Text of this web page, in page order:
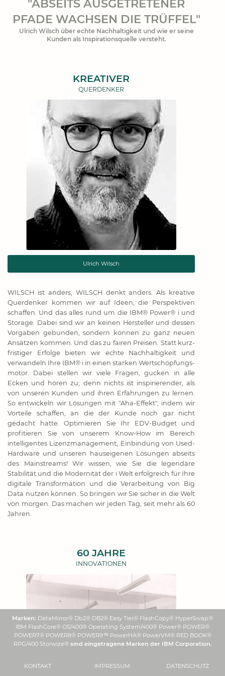
Marken: DataMirror® Db2® DB2® Easy Tier® FlashCopy® HyperSwap®
IBM FlashCore® OS/400® Operating System/400® Power® POWER®
POWER7® POWER8® POWER9™ PowerHA® PowerVM® RED BOOK®
RPG/400 Storwize® sind eingetragene Marken der IBM Corporation.
KONTAKT IMPRESSUM DATENSCHUTZ
"ABSEITS AUSGETRETENER
PFADE WACHSEN DIE TRÜFFEL"
Ulrich Wilsch über echte Nachhaltigkeit und wie er seine
Kunden als Inspirationsquelle versteht.
KREATIVER
QUERDENKER
Ulrich Wilsch
WILSCH ist anders, WILSCH denkt anders. Als kreative
Quer­denker kommen wir auf Ideen, die Perspektiven
schaffen. Und das alles rund um die IBM® Power® i und
Storage. Dabei sind wir an keinen Hersteller und dessen
Vorgaben gebunden, sondern können zu ganz neuen
Ansätzen kommen. Und das zu fairen Preisen. Statt kurz­
fristiger Erfolge bieten wir echte Nach­haltigkeit und
verwandeln Ihre IBM® i in einen starken Wertschöpfungs­
motor. Dabei stellen wir viele Fragen, gucken in alle
Ecken und hören zu; denn nichts ist inspirierender, als
von unseren Kunden und ihren Erfahrungen zu lernen.
So entwickeln wir Lösungen mit "Aha-Effekt", indem wir
Vorteile schaffen, an die der Kunde noch gar nicht
gedacht hatte. Optimieren Sie Ihr EDV-Budget und
profitieren Sie von unserem Know-How im Bereich
intelligentes Lizenz­management, Einbindung von Used-
Hardware und unseren hauseigenen Lösungen abseits
des Mainstreams! Wir wissen, wie Sie die legendäre
Stabilität und die Modernität der i Welt erfolgreich für Ihre
digitale Trans­formation und die Verarbeitung von Big
Data nutzen können. So bringen wir Sie sicher in die Welt
von morgen. Das machen wir jeden Tag, seit mehr als 60
Jahren.
60 JAHRE
INNOVATIONEN